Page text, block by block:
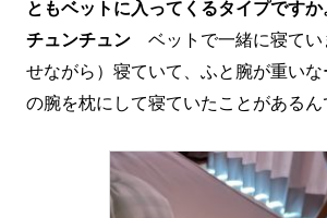
ともベットに入ってくるタイプですか
チュンチュン ベットで一緒に寝てい
せながら）寝ていて、ふと腕が重い
の腕を枕にして寝ていたことがあるん